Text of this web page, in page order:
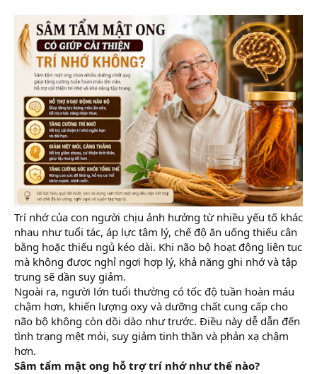
Trí nhớ của con người chịu ảnh hưởng từ nhiều yếu tố khác
nhau như tuổi tác, áp lực tâm lý, chế độ ăn uống thiếu cân
bằng hoặc thiếu ngủ kéo dài. Khi não bộ hoạt động liên tục
mà không được nghỉ ngơi hợp lý, khả năng ghi nhớ và tập
trung sẽ dần suy giảm.
Ngoài ra, người lớn tuổi thường có tốc độ tuần hoàn máu
chậm hơn, khiến lượng oxy và dưỡng chất cung cấp cho
não bộ không còn dồi dào như trước. Điều này dễ dẫn đến
tình trạng mệt mỏi, suy giảm tinh thần và phản xạ chậm
hơn.
Sâm tẩm mật ong hỗ trợ trí nhớ như thế nào?